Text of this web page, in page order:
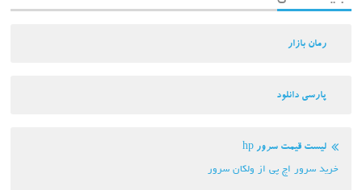
رمان بازار
پارسی دانلود
لیست قیمت سرور hp
خرید سرور اچ پی از ولکان سرور